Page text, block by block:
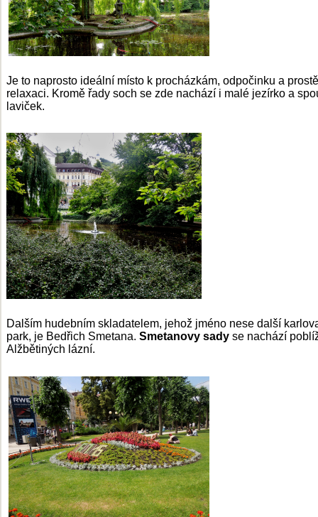
Je to naprosto ideální místo k procházkám, odpočinku a prostě
relaxaci. Kromě řady soch se zde nachází i malé jezírko a
laviček.
Dalším hudebním skladatelem, jehož jméno nese další
park, je Bedřich Smetana. Smetanovy sady se nachází
Alžbětiných lázní.